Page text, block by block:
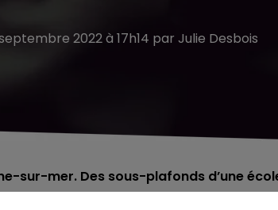
2022 à 17h14 par Julie Desbois
sur-mer. Des sous-plafonds d’une